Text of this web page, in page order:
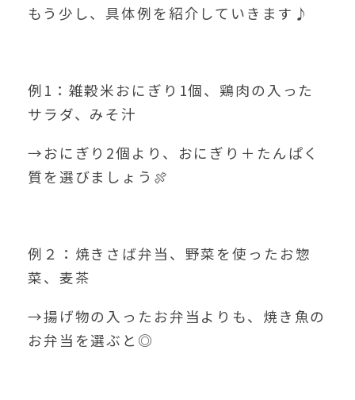
もう少し、具体例を紹介していきます♪
例1：雑穀米おにぎり1個、鶏肉の入った
サラダ、みそ汁
→おにぎり2個より、おにぎり＋たんぱく
質を選びましょう🍖
例２：焼きさば弁当、野菜を使ったお惣
菜、麦茶
→揚げ物の入ったお弁当よりも、焼き魚の
お弁当を選ぶと◎